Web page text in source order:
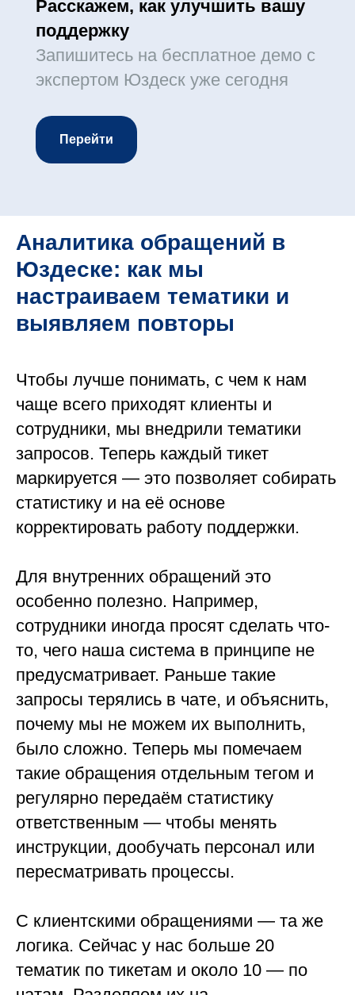
Расскажем, как улучшить вашу
поддержку
Запишитесь на бесплатное демо с
экспертом Юздеск уже сегодня
Перейти
Аналитика обращений в
Юздеске: как мы
настраиваем тематики и
выявляем повторы
Чтобы лучше понимать, с чем к нам
чаще всего приходят клиенты и
сотрудники, мы внедрили тематики
запросов. Теперь каждый тикет
маркируется — это позволяет собирать
статистику и на её основе
корректировать работу поддержки.
Для внутренних обращений это
особенно полезно. Например,
сотрудники иногда просят сделать что-
то, чего наша система в принципе не
предусматривает. Раньше такие
запросы терялись в чате, и объяснить,
почему мы не можем их выполнить,
было сложно. Теперь мы помечаем
такие обращения отдельным тегом и
регулярно передаём статистику
ответственным — чтобы менять
инструкции, дообучать персонал или
пересматривать процессы.
С клиентскими обращениями — та же
логика. Сейчас у нас больше 20
тематик по тикетам и около 10 — по